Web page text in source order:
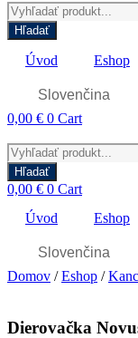
Products
search
Hľadať
Úvod Eshop
Slovenčina
0,00 € 0 Cart
Products
search
Hľadať
0,00 € 0 Cart
Úvod
Eshop
Slovenčina
Domov /Eshop /
Dierovačka